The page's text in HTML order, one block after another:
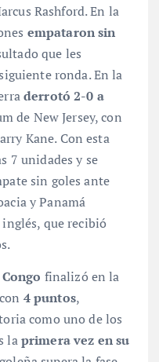
Rashford. En la
empataron sin
que les
ronda. En la
derrotó 2-0 a
de New Jersey, con
Kane. Con esta
7 unidades y se
sin goles ante
y Panamá
que recibió
finalizó en la
4 puntos,
como uno de los
laprimera vez en su